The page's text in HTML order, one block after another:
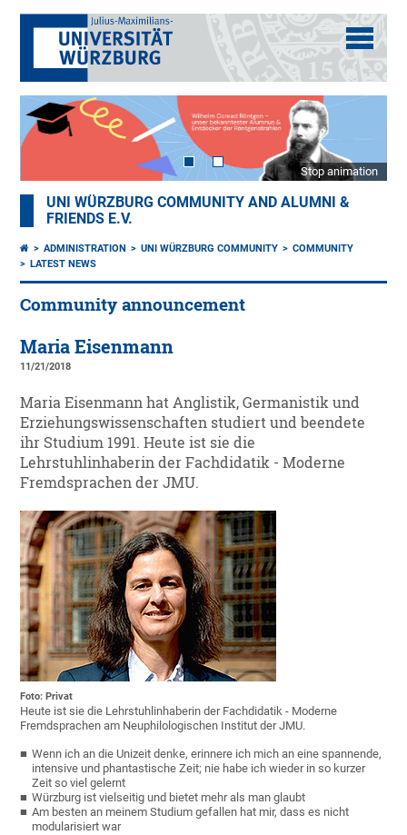
Stop animation
UNI WÜRZBURG COMMUNITY AND ALUMNI &
FRIENDS E.V.
ADMINISTRATION UNI WÜRZBURG COMMUNITY
COMMUNITY
LATEST NEWS
Community announcement
Maria Eisenmann
11/21/2018
Maria Eisenmann hat Anglistik, Germanistik und
Erziehungswissenschaften studiert und beendete
ihr Studium 1991. Heute ist sie die
Lehrstuhlinhaberin der Fachdidatik - Moderne
Fremdsprachen der JMU.
Foto: Privat
Heute ist sie die Lehrstuhlinhaberin der Fachdidatik - Moderne
Fremdsprachen am Neuphilologischen Institut der JMU.
Wenn ich an die Unizeit denke, erinnere ich mich an eine spannende,
intensive und phantastische Zeit; nie habe ich wieder in so kurzer
Zeit so viel gelernt
Würzburg ist vielseitig und bietet mehr als man glaubt
Am besten an meinem Studium gefallen hat mir, dass es nicht
modularisiert war